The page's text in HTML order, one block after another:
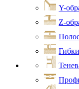
Y-
Z-